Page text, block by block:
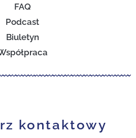
FAQ
Podcast
Biuletyn
kontaktowy